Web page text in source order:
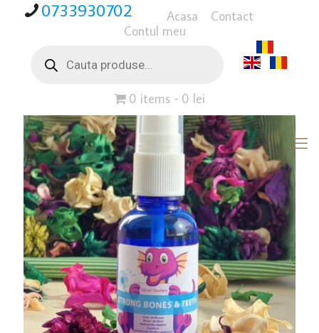
0733930702 Acasa
Contact
Contul meu
search
0 items 0 lei